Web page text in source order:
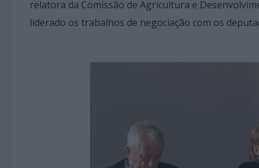
relatora da Comissão de Agricultura e
liderado os trabalhos de negociação com os